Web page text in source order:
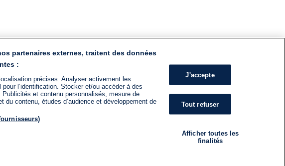
partenaires externes, traitent des données
:
précises. Analyser activement les
pour l’identification. Stocker et/ou accéder à des
et contenu personnalisés, mesure de
du contenu, études d’audience et développement de
J'accepte
Tout refuser
Afficher toutes les
finalités